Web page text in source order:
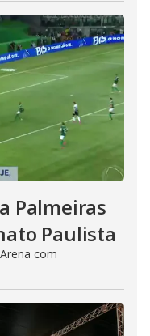
Palmeiras
Paulista
com